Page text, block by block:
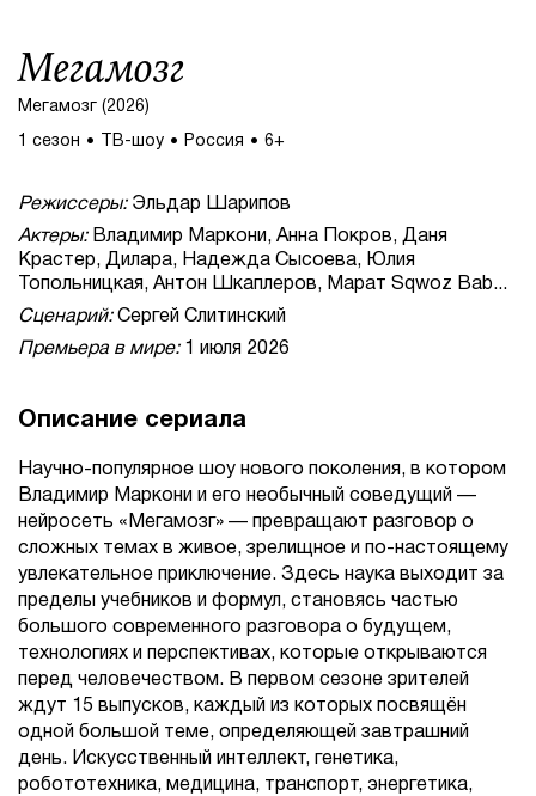
Мегамозг
Мегамозг (2026)
1 сезон ТВ-шоу Россия 6+
Режиссеры:Эльдар Шарипов
Актеры:Владимир Маркони, Анна Покров, Даня
Крастер, Дилара, Надежда Сысоева, Юлия
Топольницкая, Антон Шкаплеров, Марат Sqwoz Bab...
Сценарий:Сергей Слитинский
Премьера в мире:1 июля 2026
Описание сериала
Научно-популярное шоу нового поколения, в котором
Владимир Маркони и его необычный соведущий —
нейросеть «Мегамозг» — превращают разговор о
сложных темах в живое, зрелищное и по-настоящему
увлекательное приключение. Здесь наука выходит за
пределы учебников и формул, становясь частью
большого современного разговора о будущем,
технологиях и перспективах, которые открываются
перед человечеством. В первом сезоне зрителей
ждут 15 выпусков, каждый из которых посвящён
одной большой теме, определяющей завтрашний
день. Искусственный интеллект, генетика,
робототехника, медицина, транспорт, энергетика,